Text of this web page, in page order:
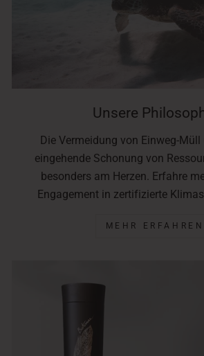
Unsere
Die Vermeidung von Einweg-
eingehende Schonung von
besonders am Herzen. Erfahre
Engagement in zertifizierte
MEHR ERFAHREN